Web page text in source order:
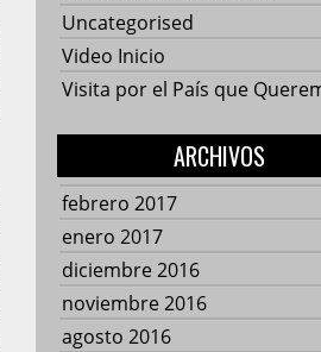
Uncategorised
Video Inicio
Visita por el País que
ARCHIVOS
febrero 2017
enero 2017
diciembre 2016
noviembre 2016
agosto 2016